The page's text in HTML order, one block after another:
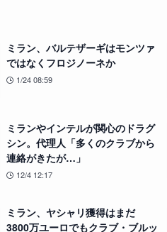
ミラン、バルテザーギはモンツァ
ではなくフロジノーネか
1/24 08:59
ミランやインテルが関心のドラグ
シン。代理人「多くのクラブから
連絡がきたが…」
12/4 12:17
ミラン、ヤシャリ獲得はまだ
3800万ユーロでもクラブ・ブルッ